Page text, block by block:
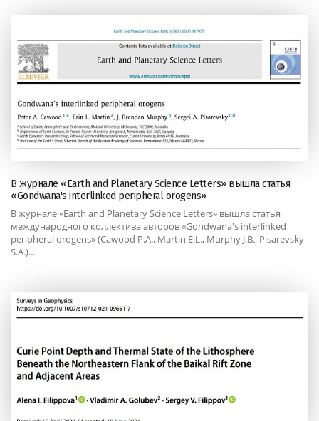
В журнале «Earth and Planetary Science Letters» вышла статья
«Gondwana's interlinked peripheral orogens»
В журнале «Earth and Planetary Science Letters» вышла статья
международного коллектива авторов «Gondwana's interlinked
peripheral orogens» (Cawood P.A., Martin E.L., Murphy J.B., Pisarevsky
S.A.)...